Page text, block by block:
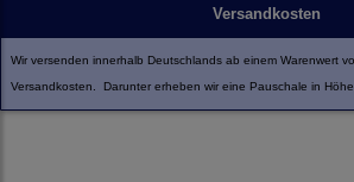
Versandkosten
Wir versenden innerhalb Deutschlands ab einem Warenwert
Versandkosten. Darunter erheben wir eine Pauschale in